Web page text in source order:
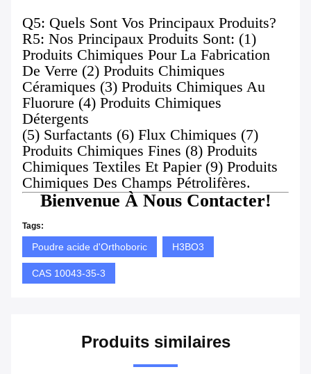
Q5: Quels Sont Vos Principaux Produits?
R5: Nos Principaux Produits Sont: (1)
Produits Chimiques Pour La Fabrication
De Verre (2) Produits Chimiques
Céramiques (3) Produits Chimiques Au
Fluorure (4) Produits Chimiques
Détergents
(5) Surfactants (6) Flux Chimiques (7)
Produits Chimiques Fines (8) Produits
Chimiques Textiles Et Papier (9) Produits
Chimiques Des Champs Pétrolifères.
Bienvenue À Nous Contacter!
Tags:
Poudre acide d'Orthoboric H3BO3
CAS 10043-35-3
Produits similaires